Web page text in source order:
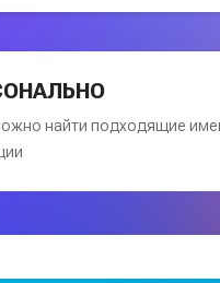
найти подходящие